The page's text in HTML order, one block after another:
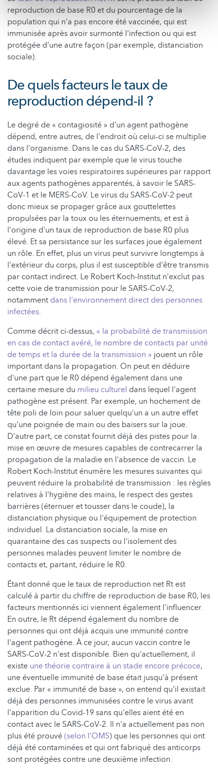
reproduction de base R0 et du pourcentage de la
population qui n'a pas encore été vaccinée, qui est
immunisée après avoir surmonté l'infection ou qui est
protégée d'une autre façon (par exemple, distanciation
sociale).
De quels facteurs le taux de
reproduction dépend-il ?
Le degré de « contagiosité » d'un agent pathogène
dépend, entre autres, de l'endroit où celui-ci se multiplie
dans l'organisme. Dans le cas du SARS-CoV-2, des
études indiquent par exemple que le virus touche
davantage les voies respiratoires supérieures par rapport
aux agents pathogènes apparentés, à savoir le SARS-
CoV-1 et le MERS-CoV. Le virus du SARS-CoV-2 peut
donc mieux se propager grâce aux gouttelettes
propulsées par la toux ou les éternuements, et est à
l'origine d'un taux de reproduction de base R0 plus
élevé. Et sa persistance sur les surfaces joue également
un rôle. En effet, plus un virus peut survivre longtemps à
l'extérieur du corps, plus il est susceptible d'être transmis
par contact indirect. Le Robert Koch-Institut n'exclut pas
cette voie de transmission pour le SARS-CoV-2,
notamment dans l'environnement direct des personnes
infectées.
Comme décrit ci-dessus, « la probabilité de transmission
en cas de contact avéré, le nombre de contacts par unité
de temps et la durée de la transmission » jouent un rôle
important dans la propagation. On peut en déduire
d'une part que le R0 dépend également dans une
certaine mesure du milieu culturel dans lequel l'agent
pathogène est présent. Par exemple, un hochement de
tête poli de loin pour saluer quelqu'un a un autre effet
qu'une poignée de main ou des baisers sur la joue.
D'autre part, ce constat fournit déjà des pistes pour la
mise en œuvre de mesures capables de contrecarrer la
propagation de la maladie en l'absence de vaccin. Le
Robert Koch-Institut énumère les mesures suivantes qui
peuvent réduire la probabilité de transmission : les règles
relatives à l'hygiène des mains, le respect des gestes
barrières (éternuer et tousser dans le coude), la
distanciation physique ou l'équipement de protection
individuel. La distanciation sociale, la mise en
quarantaine des cas suspects ou l'isolement des
personnes malades peuvent limiter le nombre de
contacts et, partant, réduire le R0.
Étant donné que le taux de reproduction net Rt est
calculé à partir du chiffre de reproduction de base R0, les
facteurs mentionnés ici viennent également l'influencer.
En outre, le Rt dépend également du nombre de
personnes qui ont déjà acquis une immunité contre
l'agent pathogène. À ce jour, aucun vaccin contre le
SARS-CoV-2 n'est disponible. Bien qu'actuellement, il
existe une théorie contraire à un stade encore précoce,
une éventuelle immunité de base était jusqu'à présent
exclue. Par « immunité de base », on entend qu'il existait
déjà des personnes immunisées contre le virus avant
l'apparition du Covid-19 sans qu'elles aient été en
contact avec le SARS-CoV-2. Il n'a actuellement pas non
plus été prouvé(selon l'OMS) que les personnes qui ont
déjà été contaminées et qui ont fabriqué des anticorps
sont protégées contre une deuxième infection.